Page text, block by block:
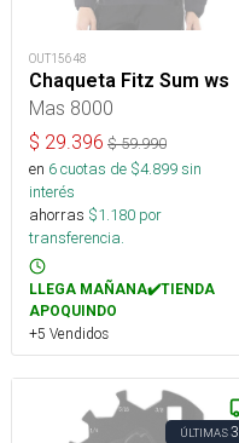
OUT15648
Chaqueta Fitz Sum ws
Mas 8000
$ 29.396 $59.990
en 6cuotas de $4.899sin
interés
ahorras $1.180 por
transferencia.
LLEGA MAÑANA✔️TIENDA
APOQUINDO
+5 Vendidos
ÚLTIMAS3